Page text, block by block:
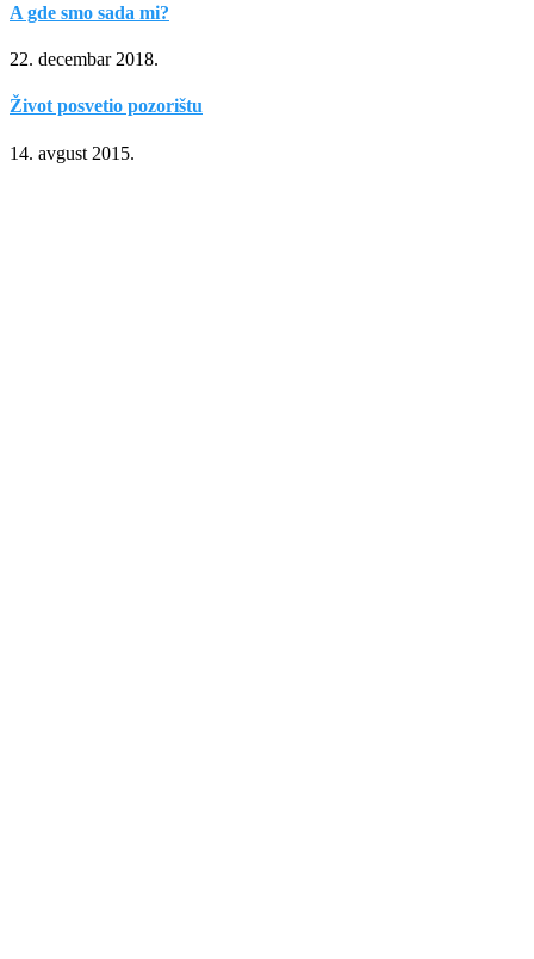
A gde smo sada mi?
22. decembar 2018.
Život posvetio pozorištu
14. avgust 2015.